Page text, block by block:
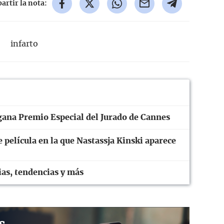
la nota:
infarto
Premio Especial del Jurado de Cannes
película en la que Nastassja Kinski aparece
tendencias y más